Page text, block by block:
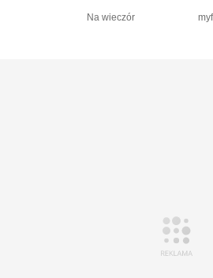
Na wieczór